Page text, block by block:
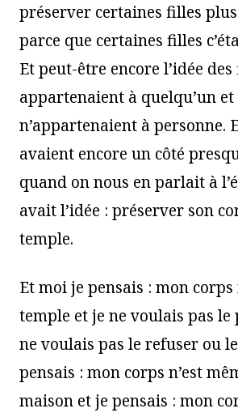
préserver certaines filles plus
parce que certaines filles
Et peut-être encore l’idée
appartenaient à quelqu’un
n’appartenaient à personne.
avaient encore un côté
quand on nous en parlait à
avait l’idée : préserver son
temple.
Et moi je pensais : mon corps
temple et je ne voulais pas le
ne voulais pas le refuser ou
pensais : mon corps n’est
maison et je pensais : mon